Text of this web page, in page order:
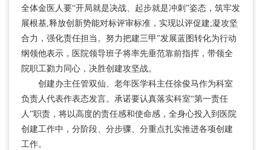
全体金医人要“开局就是决战、起步就是冲刺”姿态，筑牢发
展根基,释放创新势能对标评审标准，实现以评促建;凝攻坚
合力，强化责任担当。努力把建三甲”发展蓝图转化为行动
纲领他表示，医院领导班子将率先垂范靠前指挥，带领全
院职工勠力同心，决胜创建攻坚战。
创建办主任管双仙、老年医学科主任徐俊马作为科室
负责人代表作表态发言。承诺要认真落实科室“第一责任
人”职责，将以高度的责任感和使命感，全身心投入到医院
创建工作中，分阶段、分步骤、分重点扎实推进各项创建
工作。